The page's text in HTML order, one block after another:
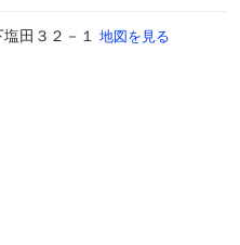
田３２－１ 地図を見る